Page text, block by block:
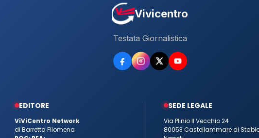
Vivicentro
Testata Giornalistica
EDITORE
ViViCentro Network
di Barretta Filomena
SEDE LEGALE
Via Plinio Il Vecchio 24
80053 Castellammare di